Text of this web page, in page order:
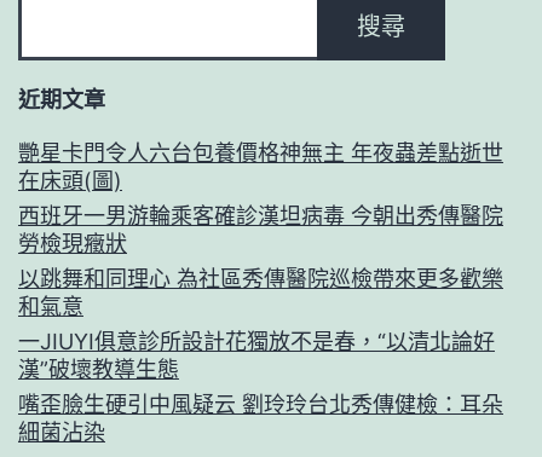
搜尋
近期文章
艷星卡門令人六台包養價格神無主 年夜蟲差點逝世
在床頭(圖)
西班牙一男游輪乘客確診漢坦病毒 今朝出秀傳醫院
勞檢現癥狀
以跳舞和同理心 為社區秀傳醫院巡檢帶來更多歡樂
和氣意
一JIUYI俱意診所設計花獨放不是春，“以清北論好
漢”破壞教導生態
嘴歪臉生硬引中風疑云 劉玲玲台北秀傳健檢：耳朵
細菌沾染